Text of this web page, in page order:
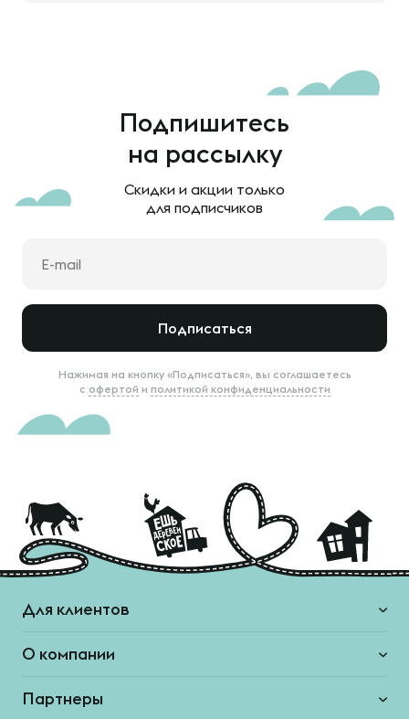
Подпишитесь
на рассылку
Скидки и акции только
для подписчиков
Подписаться
Нажимая на кнопку «Подписаться», вы соглашаетесь
с офертой и политикой конфиденциальности
Для клиентов
О компании
Партнеры